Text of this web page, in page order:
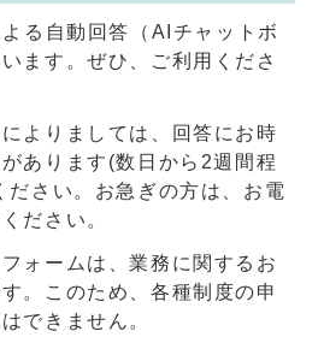
る自動回答（AIチャットボ
ます。ぜひ、ご利用くださ
よりましては、回答にお時
あります(数日から2週間程
ださい。お急ぎの方は、お電
ださい。
ォームは、業務に関するお
。このため、各種制度の申
できません。